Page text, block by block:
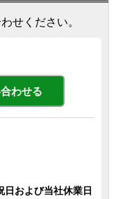
せください。
わせる
および当社休業日